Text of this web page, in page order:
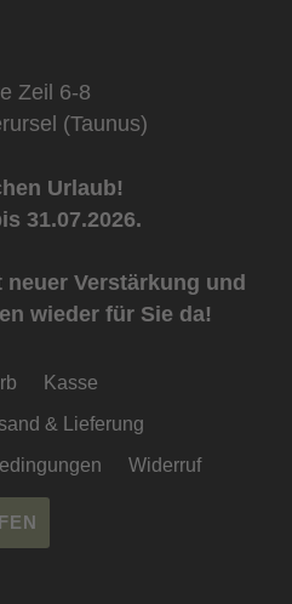
Zeil 6-8
(Taunus)
Urlaub!
31.07.2026.
Verstärkung und
wieder für Sie da!
Kasse
& Lieferung
Widerruf